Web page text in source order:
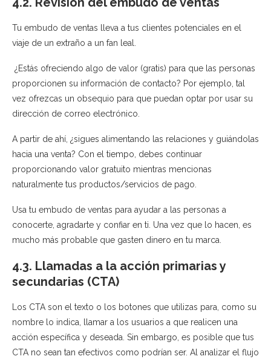
Tu embudo de ventas lleva a tus clientes potenciales en el
viaje de un extraño a un fan leal.
¿Estás ofreciendo algo de valor (gratis) para que las personas
proporcionen su información de contacto? Por ejemplo, tal
vez ofrezcas un obsequio para que puedan optar por usar su
dirección de correo electrónico.
A partir de ahí, ¿sigues alimentando las relaciones y guiándolas
hacia una venta? Con el tiempo, debes continuar
proporcionando valor gratuito mientras mencionas
naturalmente tus productos/servicios de pago.
Usa tu embudo de ventas para ayudar a las personas a
conocerte, agradarte y confiar en ti. Una vez que lo hacen, es
mucho más probable que gasten dinero en tu marca.
4.3. Llamadas a la acción primarias y
secundarias (CTA)
Los CTA son el texto o los botones que utilizas para, como su
nombre lo indica, llamar a los usuarios a que realicen una
acción específica y deseada. Sin embargo, es posible que tus
CTA no sean tan efectivos como podrían ser. Al analizar el flujo